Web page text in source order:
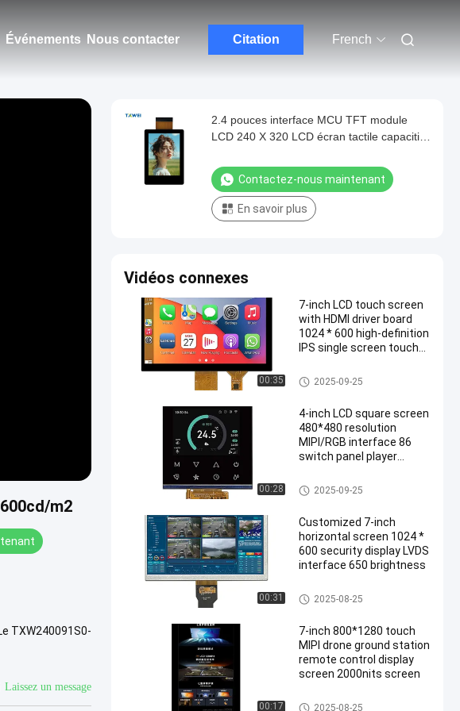
Événements Nous contacter Citation French
m2
TXW240091S0-
Laissez un message
2.4 pouces interface MCU TFT module
LCD 240 X 320 LCD écran tactile capacitif
Contactez-nous maintenant
En savoir plus
Vidéos connexes
00:35
7-inch LCD touch screen
with HDMI driver board
1024 * 600 high-definition
IPS single screen touch
Affichage LCD TFT
2025-09-25
00:28
4-inch LCD square screen
480*480 resolution
MIPI/RGB interface 86
switch panel player
Affichage LCD TFT
2025-09-25
00:31
Customized 7-inch
horizontal screen 1024 *
600 security display LVDS
interface 650 brightness
Affichage LCD TFT
2025-08-25
00:17
7-inch 800*1280 touch
MIPI drone ground station
remote control display
screen 2000nits screen
Affichage LCD TFT
2025-08-25